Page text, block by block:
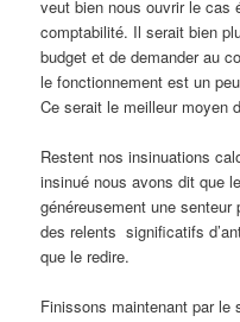
veut bien nous ouvrir le
comptabilité. Il serait bien
budget et de demander au
le fonctionnement est un
Ce serait le meilleur moyen
Restent nos insinuations
insinué nous avons dit que
généreusement une
des relents significatifs
que le redire.
Finissons maintenant par le